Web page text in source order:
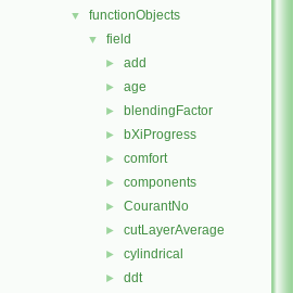
▼ functionObjects
▼ field
► add
► age
► blendingFactor
► bXiProgress
► comfort
► components
► CourantNo
► cutLayerAverage
► cylindrical
► ddt